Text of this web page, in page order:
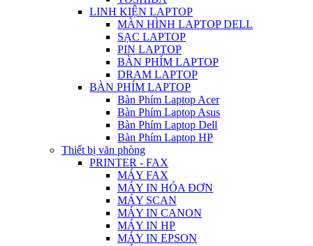
LINH KIỆN LAPTOP
MÀN HÌNH LAPTOP DELL
SẠC LAPTOP
PIN LAPTOP
BÀN PHÍM LAPTOP
DRAM LAPTOP
BÀN PHÍM LAPTOP
Bàn Phím Laptop Acer
Bàn Phím Laptop Asus
Bàn Phím Laptop Dell
Bàn Phím Laptop HP
Thiết bị văn phòng
PRINTER - FAX
MÁY FAX
MÁY IN HÓA ĐƠN
MÁY SCAN
MÁY IN CANON
MÁY IN HP
MÁY IN EPSON